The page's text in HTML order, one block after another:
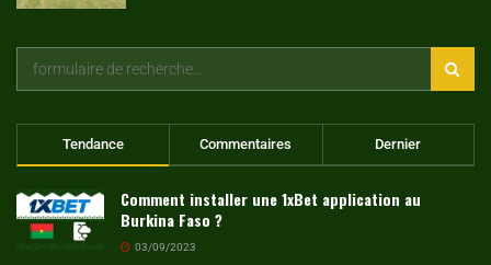
Tendance Commentaires Dernier
Comment installer une 1xBet application au
Burkina Faso ?
03/09/2023